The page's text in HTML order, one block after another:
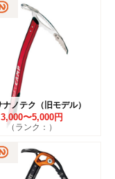
ナノテク（旧モデル）
3,000〜5,000円
（ランク：）